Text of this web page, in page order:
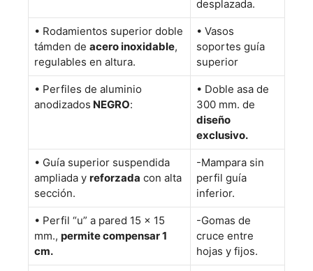
desplazada.
• Rodamientos superior doble
támden de acero inoxidable,
regulables en altura.
• Vasos
soportes guía
superior
• Perfiles de aluminio
anodizados NEGRO:
• Doble asa de
300 mm. de
diseño
exclusivo.
• Guía superior suspendida
ampliada y reforzada con alta
sección.
-Mampara sin
perfil guía
inferior.
• Perfil “u” a pared 15 x 15
mm., permite compensar 1
cm.
-Gomas de
cruce entre
hojas y fijos.